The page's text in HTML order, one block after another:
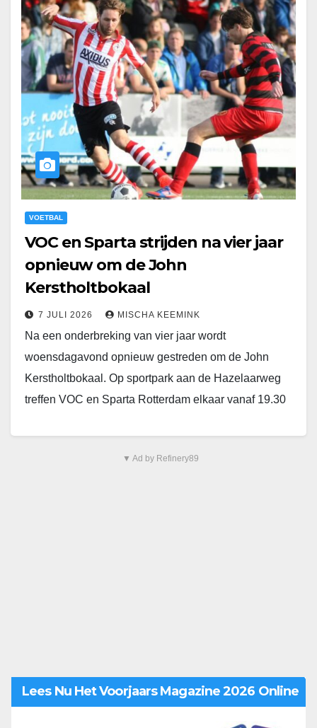
VOETBAL
VOC en Sparta strijden na vier jaar
opnieuw om de John
Kerstholtbokaal
7 JULI 2026 MISCHA KEEMINK
Na een onderbreking van vier jaar wordt
woensdagavond opnieuw gestreden om de John
Kerstholtbokaal. Op sportpark aan de Hazelaarweg
treffen VOC en Sparta Rotterdam elkaar vanaf 19.30
▼ Ad by Refinery89
Lees Nu Het Voorjaars Magazine 2026 Online